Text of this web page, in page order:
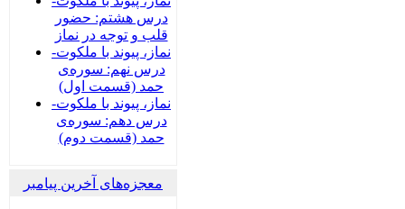
درس هشتم: حضور
قلب و توجه در نماز
نماز، پیوند با ملکوت-
درس نهم: سوره‌ی
حمد (قسمت اول)
نماز، پیوند با ملکوت-
درس دهم: سوره‌ی
حمد (قسمت دوم)
معجزه‌های آخرین پیامبر